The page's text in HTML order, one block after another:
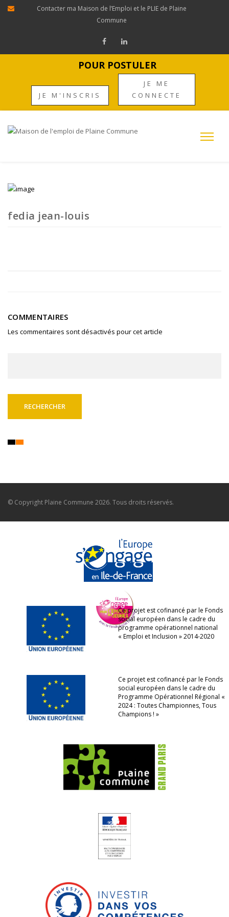
Contacter ma Maison de l’Emploi et le PLIE de Plaine
Commune
POUR POSTULER
JE M'INSCRIS
JE ME
CONNECTE
fedia jean-louis
COMMENTAIRES
Les commentaires sont désactivés pour cet article
© Copyright Plaine Commune 2026. Tous droits réservés.
Ce projet est cofinancé par le Fonds
social européen dans le cadre du
programme opérationnel national
« Emploi et Inclusion » 2014-2020
Ce projet est cofinancé par le Fonds
social européen dans le cadre du
Programme Opérationnel Régional «
2024 : Toutes Championnes, Tous
Champions ! »